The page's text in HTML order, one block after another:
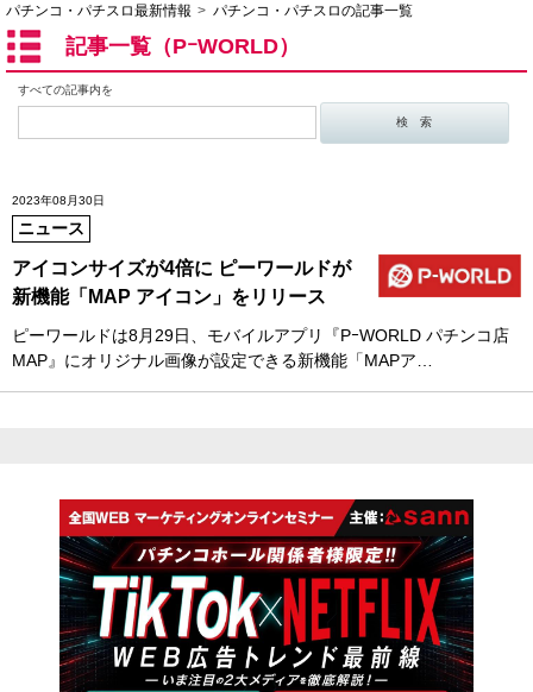
パチンコ・パチスロ最新情報 パチンコ・パチスロの記事一覧
記事一覧（PｰWORLD）
すべての記事内を
2023年08月30日
ニュース
アイコンサイズが4倍に ピーワールドが
新機能「MAP アイコン」をリリース
ピーワールドは8月29日、モバイルアプリ『PｰWORLD パチンコ店
MAP』にオリジナル画像が設定できる新機能「MAPア…